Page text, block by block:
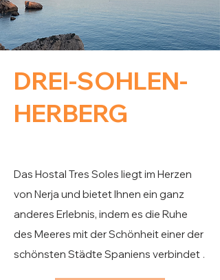
DREI-SOHLEN-
HERBERG
Das Hostal Tres Soles liegt im Herzen
von Nerja und bietet Ihnen ein ganz
anderes Erlebnis, indem es die Ruhe
des Meeres mit der Schönheit einer der
schönsten Städte Spaniens verbindet .